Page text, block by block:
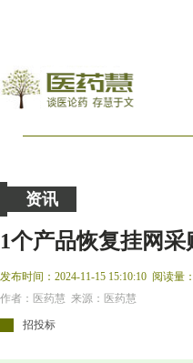
资讯
1个产品恢复挂网采
发布时间：2024-11-15 15:10:10 阅读量
作者：医药慧 来源：医药慧
招投标